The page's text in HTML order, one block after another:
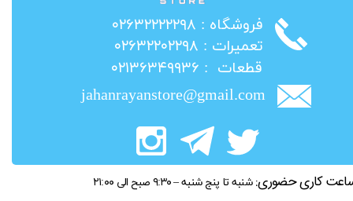
​فروشگاه : ۰۲۶۳۲۲۲۲۲۹۸
​تعمیرات : ۰۲۶۳۲۲۰۲۲۹۸
​قطعات : ۰۲۱۳۶۳۴۹۹۳۶
jahanrayanstore@gmail.com
کاری حضوری: شنبه تا پنج شنبه – ۹:۳۰ صبح الی ۲۱:۰۰